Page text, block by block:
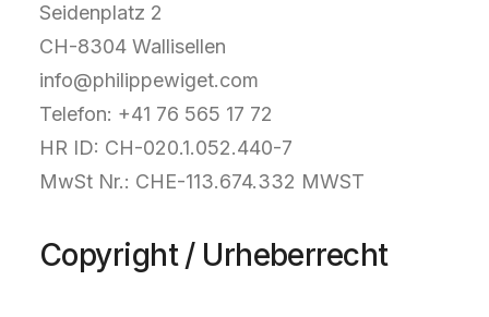
Seidenplatz 2
CH-8304 Wallisellen
info@philippewiget.com
Telefon: +41 76 565 17 72
HR ID: CH-020.1.052.440-7
MwSt Nr.: CHE-113.674.332 MWST
Copyright / Urheberrecht